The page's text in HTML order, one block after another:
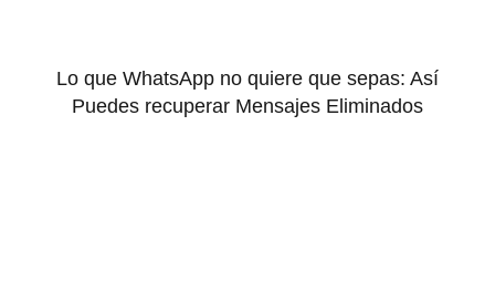
Lo que WhatsApp no quiere que sepas: Así
Puedes recuperar Mensajes Eliminados